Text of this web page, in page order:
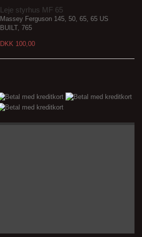
Leje styrhus MF 65
Massey Ferguson 145, 50, 65, 65 US
BUILT, 765
DKK 100,00